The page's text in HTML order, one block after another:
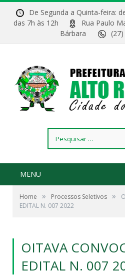
De Segunda a Quinta-feira:
das 7h às 12h
Rua Paulo
Bárbara
por:
MENU
Home » Processos Seletivos »
EDITAL N. 007 2022
OITAVA
EDITAL N. 007